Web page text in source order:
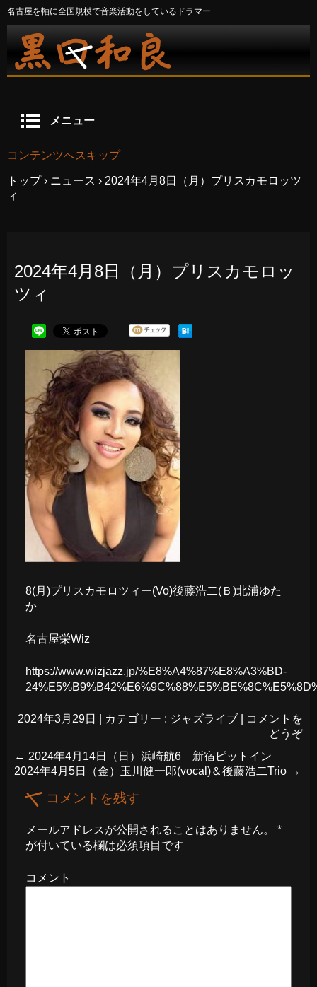
名古屋を軸に全国規模で音楽活動をしているドラマー
メニュー
コンテンツへスキップ
トップ › ニュース › 2024年4月8日（月）プリスカモロッツ
ィ
2024年4月8日（月）プリスカモロッ
ツィ
8(月)プリスカモロツィー(Vo)後藤浩二(Ｂ)北浦ゆた
か
名古屋栄Wiz
https://www.wizjazz.jp/%E8%A4%87%E8%A3%BD-
2024年3月29日 カテゴリー : ジャズライブ
コメントを
どうぞ
← 2024年4月14日（日）浜崎航6 新宿ピットイン
2024年4月5日（金）玉川健一郎(vocal)＆後藤浩二Trio →
コメントを残す
メールアドレスが公開されることはありません。
*
が付いている欄は必須項目です
コメント